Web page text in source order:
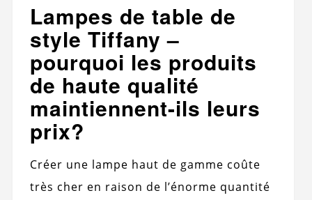
Lampes de table de
style Tiffany –
pourquoi les produits
de haute qualité
maintiennent-ils leurs
prix?
Créer une lampe haut de gamme coûte
très cher en raison de l’énorme quantité